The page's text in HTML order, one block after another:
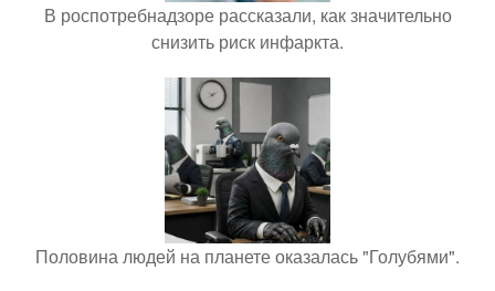
В роспотребнадзоре рассказали, как значительно
снизить риск инфаркта.
Половина людей на планете оказалась "Голубями".